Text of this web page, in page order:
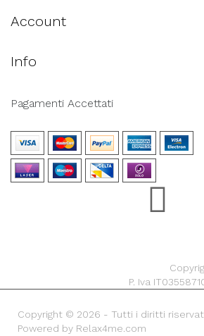
Account
Info
Pagamenti Accettati
P. Iva
Copyright © 2026 - Tutti i diritti
Powered by Relax4me.com